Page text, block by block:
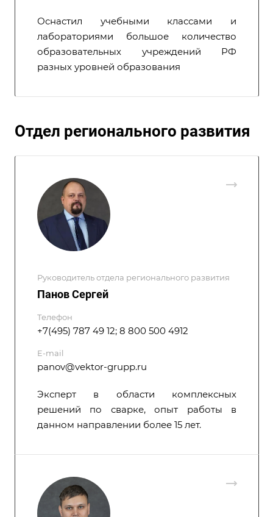
Оснастил учебными классами и
лабораториями большое количество
образовательных учреждений РФ
разных уровней образования
Отдел регионального развития
Руководитель отдела регионального развития
Панов Сергей
Телефон
+7(495) 787 49 12; 8 800 500 4912
E-mail
panov@vektor-grupp.ru
Эксперт в области комплексных
решений по сварке, опыт работы в
данном направлении более 15 лет.